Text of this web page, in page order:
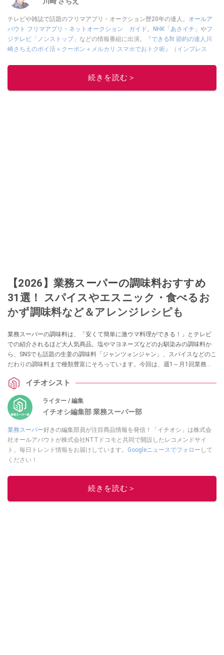
テレビや雑誌で話題のフリマアプリ・オークション歴20年の達人。 オールア
バウト フリマアプリ・ネットオークション ガイド。 NHK「あさイチ」 やフ
ジテレビ「ノンストップ」 などの情報番組に出演。
『できるfit 節約の達人川
崎さちえのポイ活＋クーポン＋メルカリ スマホでおトク術』（インプレス
的に稼ぐ！』（翔泳社刊）
■経歴：2003年、夫が子育てをするために、突然会社を辞める。翌月からの
続きを読む＞
【2026】業務スーパーの調味料おすすめ
31選！ スパイスやエスニック・食べるお
かず調味料など＆アレンジレシピも
業務スーパーの調味料は、「安くて簡単に激ウマ料理ができる！」とテレビ
での紹介されるほど大人気商品。塩やマヨネーズなどのお馴染みの調味料か
ら、SNSでも話題の生姜の調味料「ジャンツォンジャン」、スパイスなどのこ
だわりの調味料まで種類豊富にそろっています。今回は、週1～月1回業務ス
味や値段・コスパ、簡単アレンジレシピをまとめました。
イチオシスト
ライター / 編集
イチオシ編集部 業務スーパー部
業務スーパー好きの編集部員が注目商品情報を発信！「イチオシ」は株式会
社オールアバウトが株式会社NTTドコモと共同で開設したレコメンドサイ
ト。毎日トレンド情報をお届けしています。 Googleニュースでフォロー して
ください！
このイチオシストの他の記事を読む
続きを読む＞